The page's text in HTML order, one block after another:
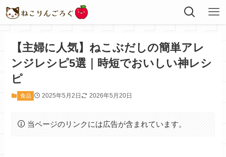
【主婦に人気】ねこぶだしの簡単アレ
ンジレシピ5選｜時短でおいしい神レシ
ピ
食品 2025年5月2日 2026年5月20日
当ページのリンクには広告が含まれています。